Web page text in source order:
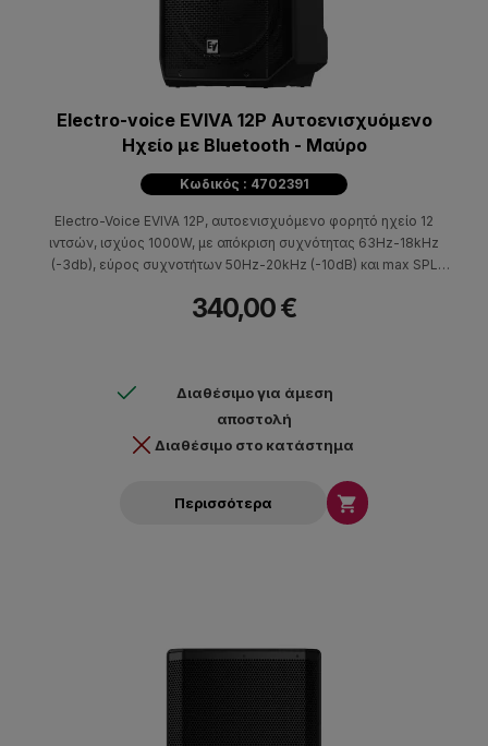
Electro-voice EVIVA 12P Αυτοενισχυόμενο
Ηχείο με Bluetooth - Μαύρο
Κωδικός : 4702391
Electro-Voice EVIVA 12P, αυτοενισχυόμενο φορητό ηχείο 12
ιντσών, ισχύος 1000W, με απόκριση συχνότητας 63Hz-18kHz
(-3db), εύρος συχνοτήτων 50Hz-20kHz (-10dB) και max SPL
340,00 €
Διαθέσιμο για άμεση
αποστολή
Διαθέσιμο στο κατάστημα
Περισσότερα 